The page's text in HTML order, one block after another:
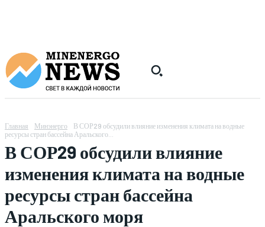
Главная Минэнерго
В СОР29 обсудили влияние изменения климата на водные
ресурсы стран бассейна Аральского...
В СОР29 обсудили влияние
изменения климата на водные
ресурсы стран бассейна
Аральского моря